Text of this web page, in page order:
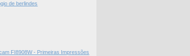
de berlindes
FI8908W - Primeiras Impressões